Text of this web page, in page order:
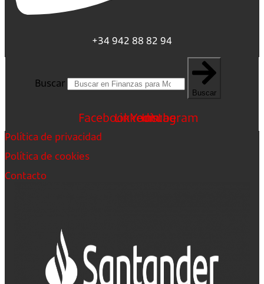
+34 942 88 82 94
Buscar
Buscar
FacebookLinkedin
Youtube
Instagram
Política de privacidad
Política de cookies
Contacto